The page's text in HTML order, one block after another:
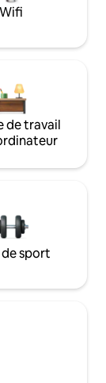
Wifi
de travail
de sport